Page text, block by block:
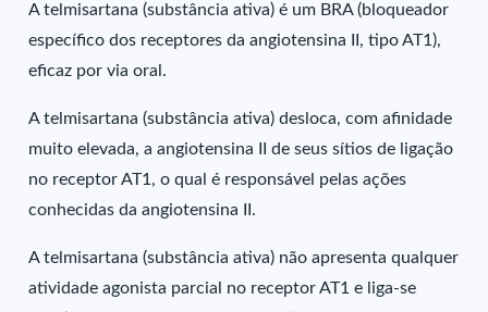
A telmisartana (substância ativa) é um BRA (bloqueador
específico dos receptores da angiotensina II, tipo AT1),
eficaz por via oral.
A telmisartana (substância ativa) desloca, com afinidade
muito elevada, a angiotensina II de seus sítios de ligação
no receptor AT1, o qual é responsável pelas ações
conhecidas da angiotensina II.
A telmisartana (substância ativa) não apresenta qualquer
atividade agonista parcial no receptor AT1 e liga-se